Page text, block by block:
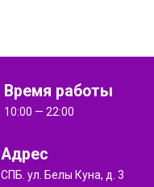
Время работы
10:00 — 22:00
Адрес
СПБ. ул. Белы Куна, д. 3